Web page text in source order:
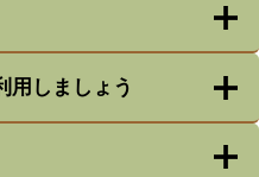
用しましょう